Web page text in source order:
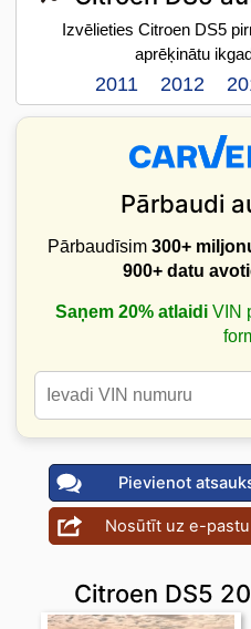
Izvēlieties Citroen DS5
aprēķinātu
2011 2012
Pārbaudi
Pārbaudīsim300+
900+ datu
Saņem 20% atlaidi VIN
Pievienot
Nosūtīt uz e-
Citroen DS5